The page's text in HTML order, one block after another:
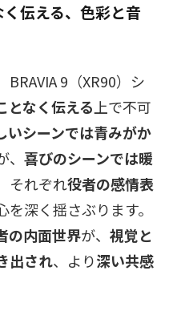
伝える、色彩と音
BRAVIA 9（XR90）シ
となく伝える上で不可
いシーンでは青みがか
、 喜びのシーンでは暖
それぞれ役者の感情表
を深く揺さぶります。
の内面世界が、 視覚と
出され、より深い共感